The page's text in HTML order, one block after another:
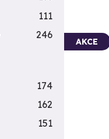
AKCE
111
246
174
162
151